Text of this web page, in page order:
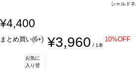
シャルド
¥4,400
まとめ買い(6+) ¥3,960 / 1本
10%OFF
お気に
入り登